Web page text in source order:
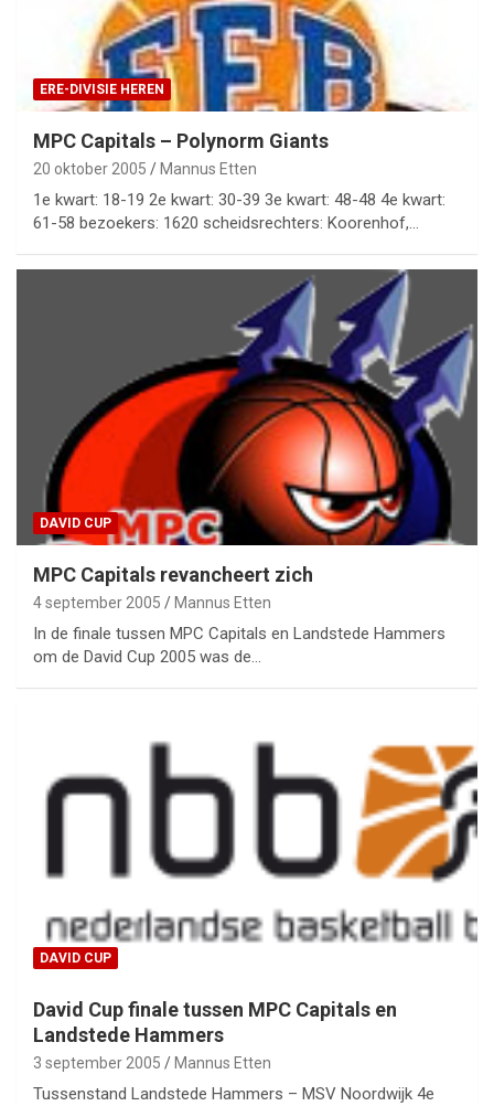
ERE-DIVISIE HEREN
MPC Capitals – Polynorm Giants
20 oktober 2005 Mannus Etten
1e kwart: 18-19 2e kwart: 30-39 3e kwart: 48-48 4e kwart:
61-58 bezoekers: 1620 scheidsrechters: Koorenhof,…
DAVID CUP
MPC Capitals revancheert zich
4 september 2005 Mannus Etten
In de finale tussen MPC Capitals en Landstede Hammers
om de David Cup 2005 was de…
DAVID CUP
David Cup finale tussen MPC Capitals en
Landstede Hammers
3 september 2005 Mannus Etten
Tussenstand Landstede Hammers – MSV Noordwijk 4e